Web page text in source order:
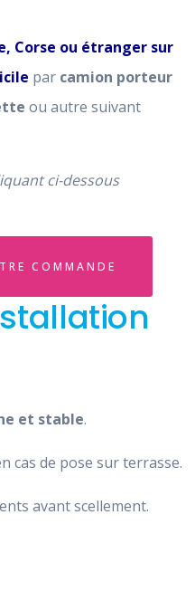
Corse ou étranger sur
par camion porteur
ou autre suivant
ci-dessous
COMMANDE
et stable.
cas de pose sur terrasse.
avant scellement.